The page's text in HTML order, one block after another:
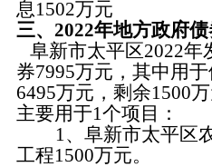
息1502万元
三、 2022年地方政府
阜新市太平区2022年
券7995万元，其中用
6495万元，剩余1500
主要用于1个项目：
1、阜新市太平区
工程1500万元。